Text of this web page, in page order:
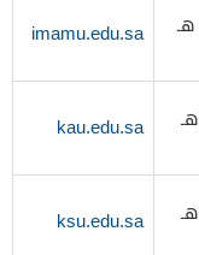
imamu.edu.sa
kau.edu.sa
ksu.edu.sa